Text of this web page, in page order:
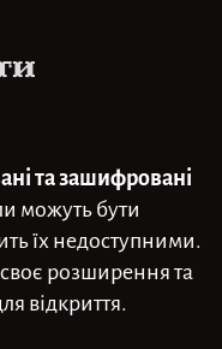
та зашифровані
можуть бути
їх недоступними.
розширення та
відкриття.